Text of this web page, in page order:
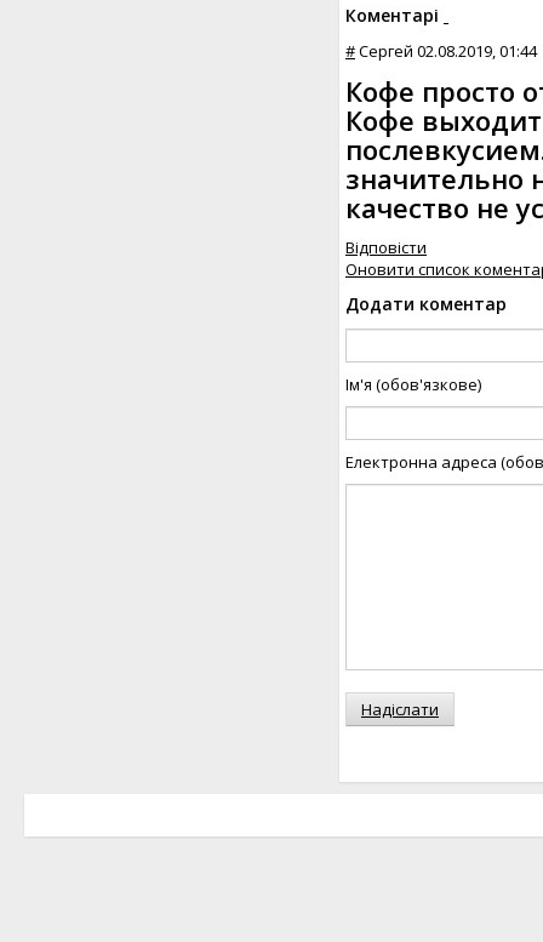
Коментарі
#Сергей 02.08.2019, 01:44
Кофе просто
Кофе
значительно
качество не
Відповісти
Оновити список
Додати коментар
Ім'я (обов'язкове)
Електронна адреса
Надіслати